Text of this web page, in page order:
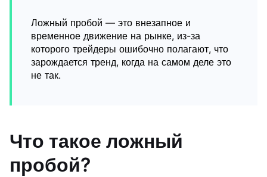
Ложный пробой — это внезапное и
временное движение на рынке, из-за
которого трейдеры ошибочно полагают, что
зарождается тренд, когда на самом деле это
не так.
Что такое ложный
пробой?